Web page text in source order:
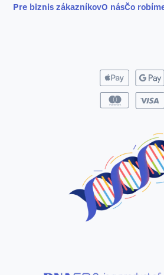
Pre biznis zákazníkovO násČo